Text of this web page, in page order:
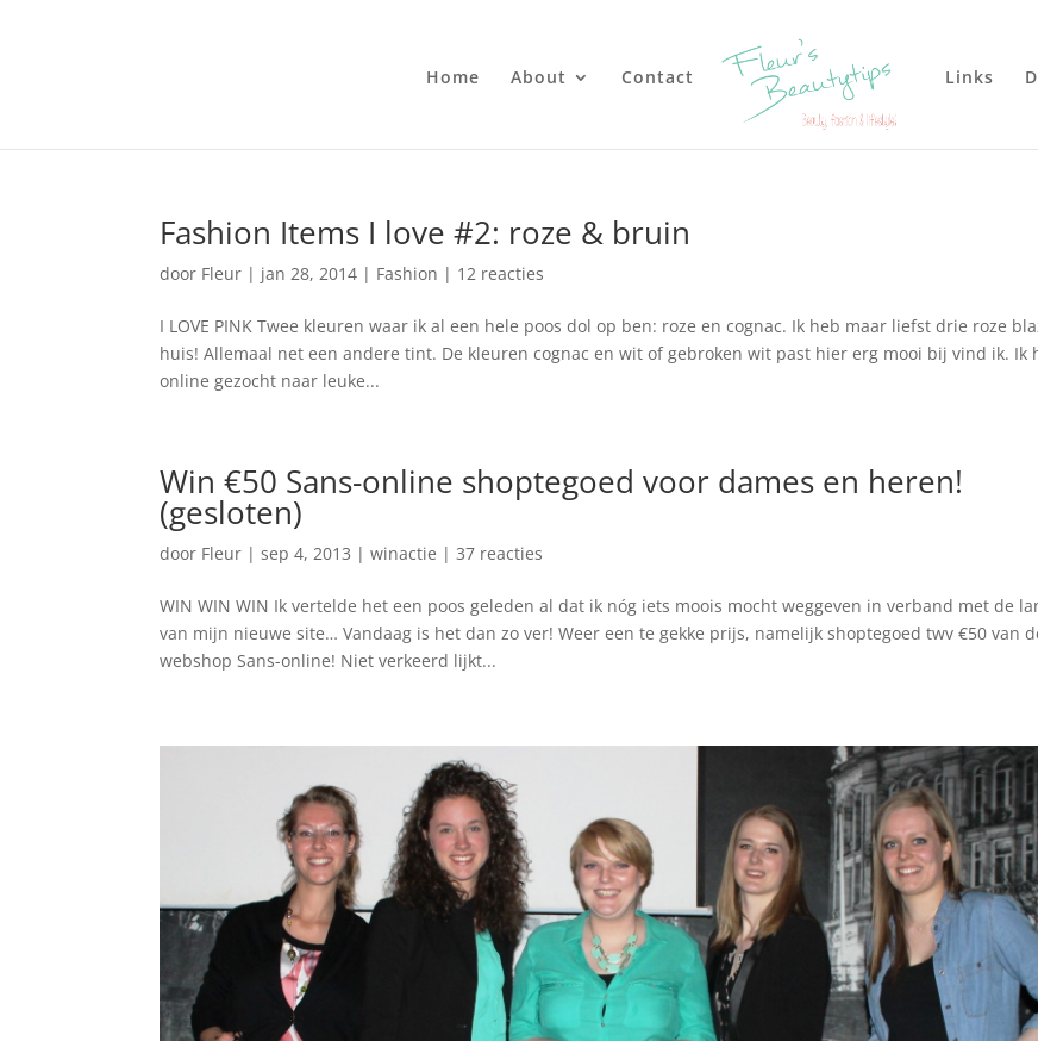
Home About Contact Links
Fashion Items I love #2: roze & bruin
door Fleur | jan 28, 2014 | Fashion | 12 reacties
I LOVE PINK Twee kleuren waar ik al een hele poos dol op ben: roze en cognac. Ik heb maar liefst drie roze
huis! Allemaal net een andere tint. De kleuren cognac en wit of gebroken wit past hier erg mooi bij vind ik. Ik
online gezocht naar leuke...
Win €50 Sans-online shoptegoed voor dames en heren!
(gesloten)
door Fleur |sep 4, 2013 |winactie |37 reacties
WIN WIN WIN Ik vertelde het een poos geleden al dat ik nóg iets moois mocht weggeven in verband met de
van mijn nieuwe site… Vandaag is het dan zo ver! Weer een te gekke prijs, namelijk shoptegoed twv €50 van
webshop Sans-online! Niet verkeerd lijkt...